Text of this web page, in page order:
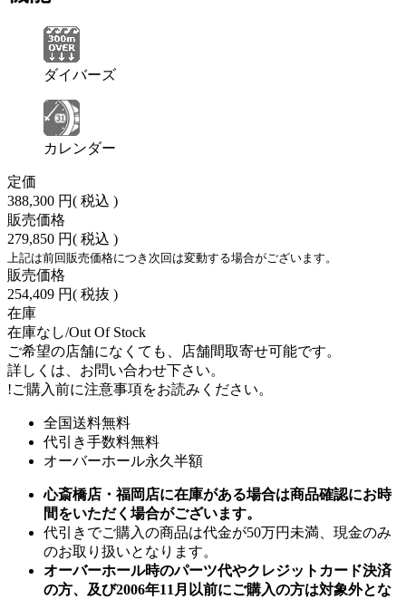
ダイバーズ
カレンダー
定価
388,300 円( 税込 )
販売価格
279,850 円( 税込 )
上記は前回販売価格につき次回は変動する場合がございます。
販売価格
254,409 円( 税抜 )
在庫
在庫なし/Out Of Stock
ご希望の店舗になくても、店舗間取寄せ可能です。
詳しくは、お問い合わせ下さい。
!ご購入前に注意事項をお読みください。
全国送料無料
代引き手数料無料
オーバーホール永久半額
心斎橋店・福岡店に在庫がある場合は商品確認にお時
間をいただく場合がございます。
代引きでご購入の商品は代金が50万円未満、現金のみ
のお取り扱いとなります。
オーバーホール時のパーツ代やクレジットカード決済
の方、及び2006年11月以前にご購入の方は対象外とな